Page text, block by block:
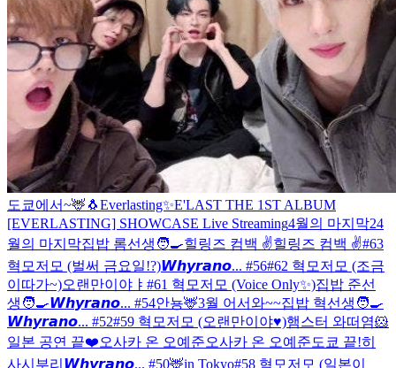
도쿄에서~🦌 🐧Everlasting✨E'LAST THE 1ST ALBUM
[EVERLASTING] SHOWCASE Live Streaming4월의 마지막24
월의 마지막집밥 롬선생🧑‍🍳힐링즈 컴백 ✌️힐링즈 컴백 ✌️#63
혁모저모 (벌써 금요일!?)𝙒𝙝𝙮𝙧𝙖𝙣𝙤... #56#62 혁모저모 (조금
이따가~)오랜만이야ㅑ #61 혁모저모 (Voice Only✨)집밥 준선
생🧑‍🍳𝙒𝙝𝙮𝙧𝙖𝙣𝙤... #54안뇽🦌3월 어서와~~집밥 혁선생🧑‍🍳
𝙒𝙝𝙮𝙧𝙖𝙣𝙤... #52#59 혁모저모 (오랜만이야♥)햄스터 와떠염🐹
일본 공연 끝❤️오사카 온 오예준오사카 온 오예준도쿄 끝!히
사시부리 𝙒𝙝𝙮𝙧𝙖𝙣𝙤... #50🦌in Tokyo#58 혁모저모 (일본이